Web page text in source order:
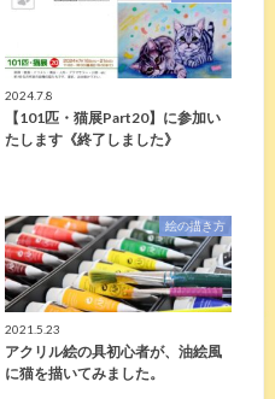
2024.7.8
【101匹・猫展Part20】に参加い
たします《終了しました》
絵の描き方
2021.5.23
アクリル絵の具初心者が、油絵風
に猫を描いてみました。